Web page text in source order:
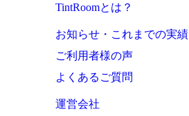
TintRoomとは？
お知らせ・これまでの実績
ご利用者様の声
よくあるご質問
運営会社